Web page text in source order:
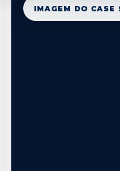
IMAGEM DO CASE